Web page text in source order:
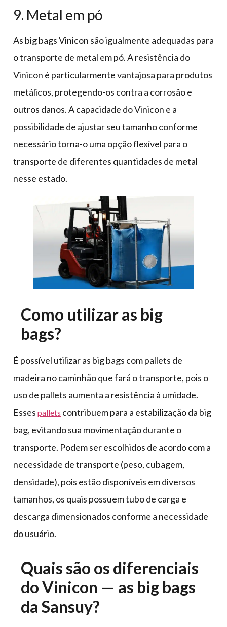
9. Metal em pó
As big bags Vinicon são igualmente adequadas para
o transporte de metal em pó. A resistência do
Vinicon é particularmente vantajosa para produtos
metálicos, protegendo-os contra a corrosão e
outros danos. A capacidade do Vinicon e a
possibilidade de ajustar seu tamanho conforme
necessário torna-o uma opção flexível para o
transporte de diferentes quantidades de metal
nesse estado.
Como utilizar as big
bags?
É possível utilizar as big bags com pallets de
madeira no caminhão que fará o transporte, pois o
uso de pallets aumenta a resistência à umidade.
Esses pallets contribuem para a estabilização da big
bag, evitando sua movimentação durante o
transporte. Podem ser escolhidos de acordo com a
necessidade de transporte (peso, cubagem,
densidade), pois estão disponíveis em diversos
tamanhos, os quais possuem tubo de carga e
descarga dimensionados conforme a necessidade
do usuário.
Quais são os diferenciais
do Vinicon — as big bags
da Sansuy?